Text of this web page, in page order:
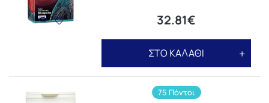
32.81€
ΣΤΟ ΚΑΛΑΘΙ
75 Πόντοι